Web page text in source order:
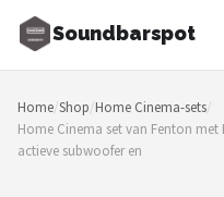
Soundbarspot
Zoeken
NAVIGATIE
Shop
Home/Shop/Home Cinema-sets/
Home Cinema set van Fenton
actieve subwoofer en